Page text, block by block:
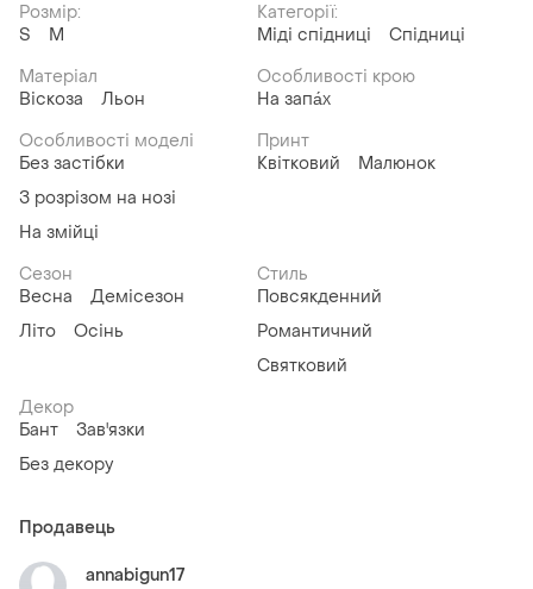
Розмір:
S
M
Категорії:
Міді спідниці
Спідниці
Матеріал
Віскоза
Льон
Особливості крою
На запа́х
Особливості моделі
Без застібки
З розрізом на нозі
На змійці
Принт
Квітковий
Малюнок
Сезон
Весна
Демісезон
Літо
Осінь
Стиль
Повсякденний
Романтичний
Святковий
Декор
Бант
Зав'язки
Без декору
Продавець
annabigun17